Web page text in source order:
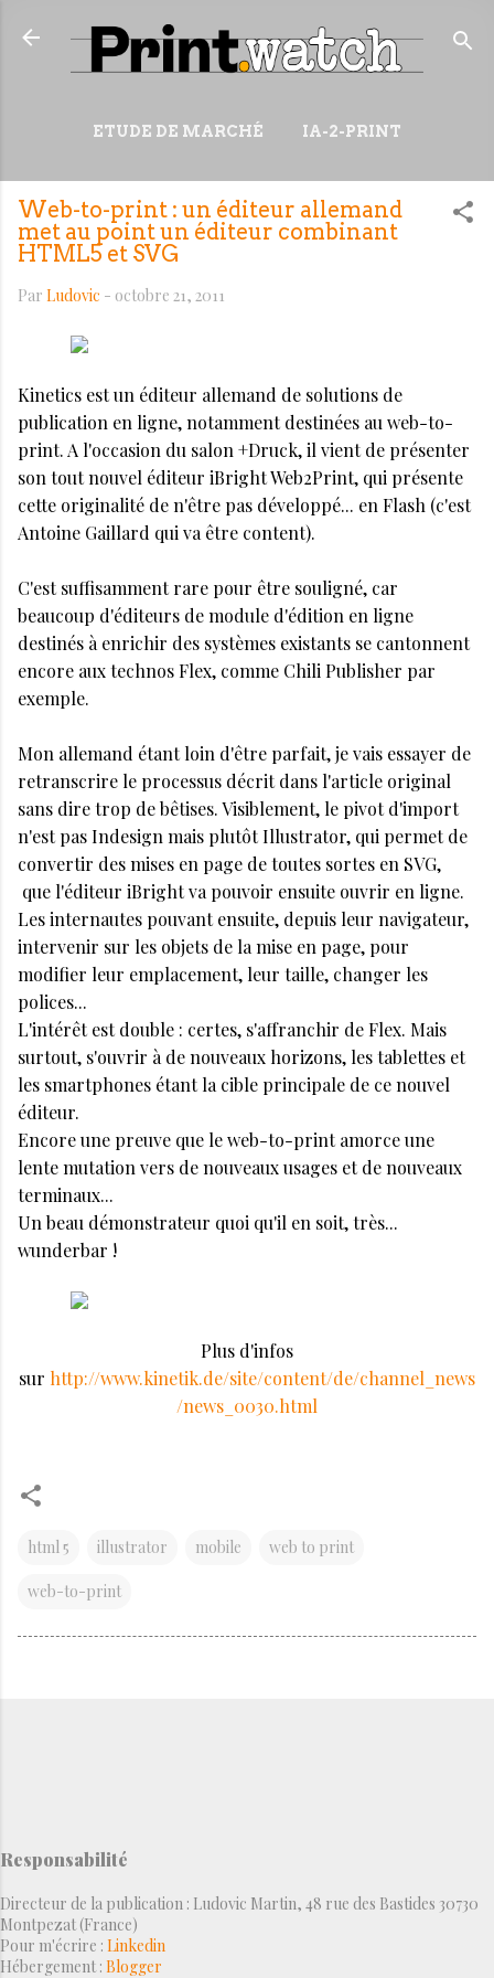
Accéder au contenu principal
ETUDE DE MARCHÉ IA-2-PRINT
PLUS… WIKI
Web-to-print : un éditeur allemand
met au point un éditeur combinant
HTML5 et SVG
Par Ludovic - octobre 21, 2011
Kinetics est un éditeur allemand de solutions de
publication en ligne, notamment destinées au web-to-
print. A l'occasion du salon +Druck, il vient de présenter
son tout nouvel éditeur iBright Web2Print, qui présente
cette originalité de n'être pas développé... en Flash (c'est
Antoine Gaillard qui va être content).
C'est suffisamment rare pour être souligné, car
beaucoup d'éditeurs de module d'édition en ligne
destinés à enrichir des systèmes existants se cantonnent
encore aux technos Flex, comme Chili Publisher par
exemple.
Mon allemand étant loin d'être parfait, je vais essayer de
retranscrire le processus décrit dans l'article original
sans dire trop de bêtises. Visiblement, le pivot d'import
n'est pas Indesign mais plutôt Illustrator, qui permet de
convertir des mises en page de toutes sortes en SVG,
que l'éditeur iBright va pouvoir ensuite ouvrir en ligne.
Les internautes pouvant ensuite, depuis leur navigateur,
intervenir sur les objets de la mise en page, pour
modifier leur emplacement, leur taille, changer les
polices...
L'intérêt est double : certes, s'affranchir de Flex. Mais
surtout, s'ouvrir à de nouveaux horizons, les tablettes et
les smartphones étant la cible principale de ce nouvel
éditeur.
Encore une preuve que le web-to-print amorce une
lente mutation vers de nouveaux usages et de nouveaux
terminaux...
Un beau démonstrateur quoi qu'il en soit, très...
wunderbar !
Plus d'infos
sur http://www.kinetik.de/site/content/de/channel_news
/news_0030.html
html 5 illustrator mobile web to print
web-to-print
Responsabilité
Directeur de la publication : Ludovic Martin, 48 rue des Bastides 30730
Montpezat (France)
Pour m'écrire : Linkedin
Hébergement : Blogger